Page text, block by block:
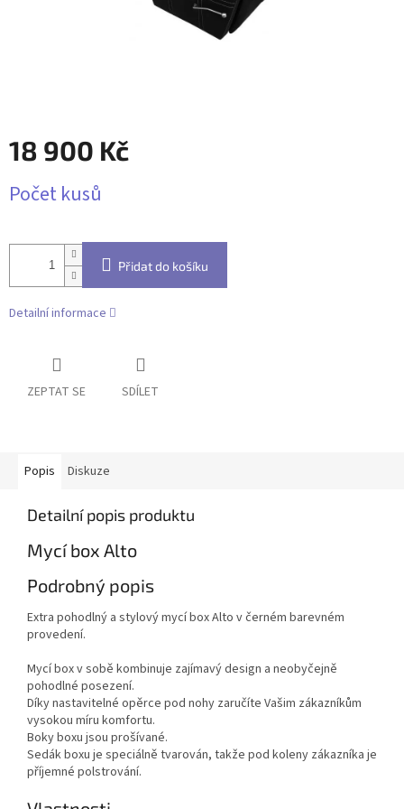
18 900 Kč
cena:
Počet kusů
Přidat do košíku
Detailní informace
ZEPTAT SE SDÍLET
Popis Diskuze
Detailní popis produktu
Mycí box Alto
Podrobný popis
Extra pohodlný a stylový mycí box Alto v černém barevném
provedení.
Mycí box v sobě kombinuje zajímavý design a neobyčejně
pohodlné posezení.
Díky nastavitelné opěrce pod nohy zaručíte Vašim zákazníkům
vysokou míru komfortu.
Boky boxu jsou prošívané.
Sedák boxu je speciálně tvarován, takže pod koleny zákazníka je
příjemné polstrování.